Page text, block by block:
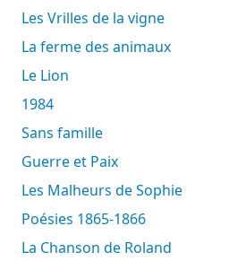
Les Vrilles de la vigne
La ferme des animaux
Le Lion
1984
Sans famille
Guerre et Paix
Les Malheurs de Sophie
Poésies 1865-1866
La Chanson de Roland